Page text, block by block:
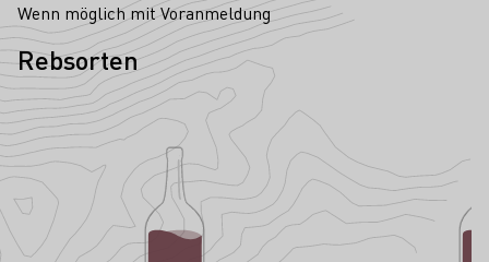
Wenn möglich mit Voranmeldung
Rebsorten